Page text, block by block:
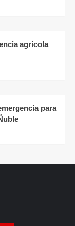
agrícola
para